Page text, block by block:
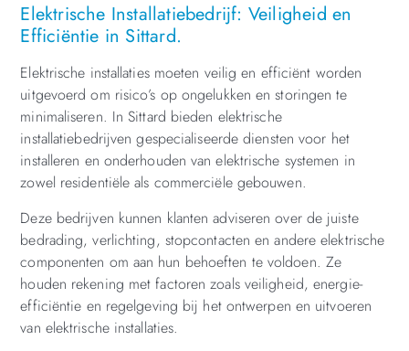
Elektrische Installatiebedrijf: Veiligheid en
Efficiëntie in Sittard.
Elektrische installaties moeten veilig en efficiënt worden
uitgevoerd om risico’s op ongelukken en storingen te
minimaliseren. In Sittard bieden elektrische
installatiebedrijven gespecialiseerde diensten voor het
installeren en onderhouden van elektrische systemen in
zowel residentiële als commerciële gebouwen.
Deze bedrijven kunnen klanten adviseren over de juiste
bedrading, verlichting, stopcontacten en andere elektrische
componenten om aan hun behoeften te voldoen. Ze
houden rekening met factoren zoals veiligheid, energie-
efficiëntie en regelgeving bij het ontwerpen en uitvoeren
van elektrische installaties.